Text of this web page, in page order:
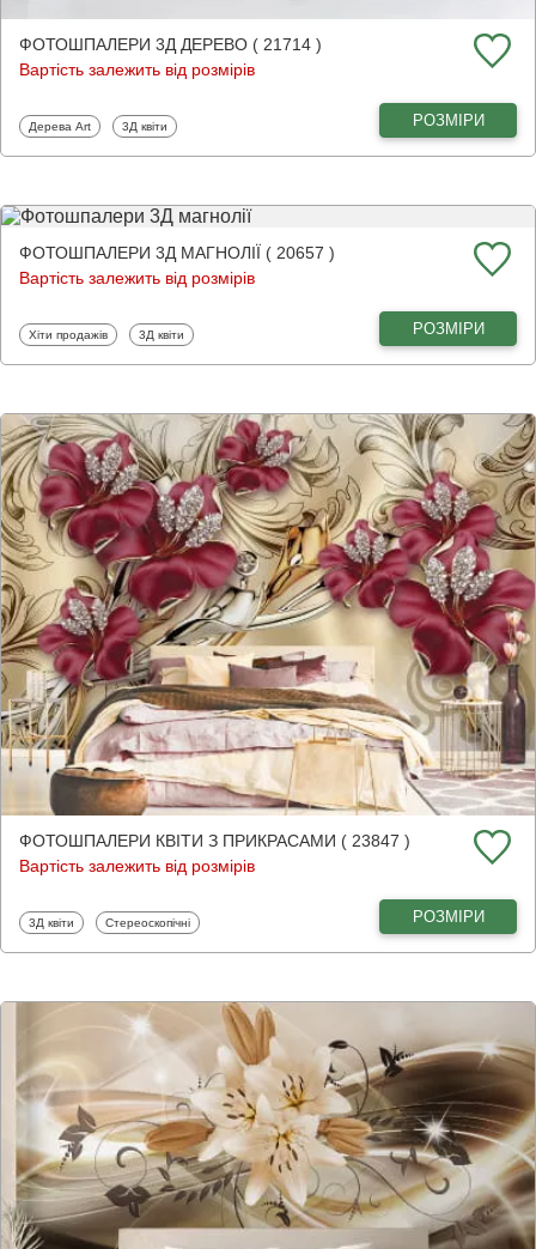
ФОТОШПАЛЕРИ 3Д ДЕРЕВО ( 21714 )
Вартість залежить від розмірів
Фотошпалери
Дерева Art Фотошпалери
3Д квіти РОЗМІРИ
ФОТОШПАЛЕРИ 3Д МАГНОЛІЇ ( 20657 )
Вартість залежить від розмірів
Фотошпалери
Хіти продажів Фотошпалери
3Д квіти РОЗМІРИ
ФОТОШПАЛЕРИ КВІТИ З ПРИКРАСАМИ ( 23847 )
Вартість залежить від розмірів
Фотошпалери
3Д квіти Фотошпалери
Стереоскопічні РОЗМІРИ